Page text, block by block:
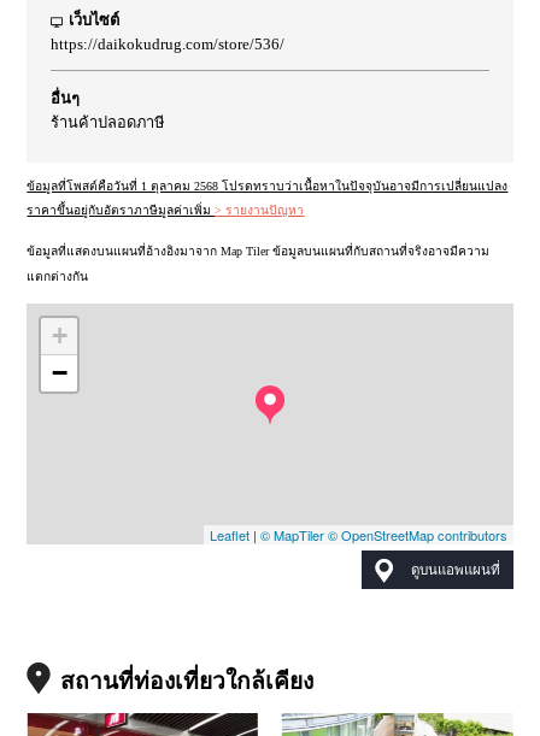
เว็บไซต์
https://daikokudrug.com/store/536/
อื่นๆ
ร้านค้าปลอดภาษี
ข้อมูลที่โพสต์คือวันที่ 1 ตุลาคม 2568 โปรดทราบว่าเนื้อหาในปัจจุบันอาจมีการเปลี่ยนแปลง
ราคาขึ้นอยู่กับอัตราภาษีมูลค่าเพิ่ม> รายงานปัญหา
ข้อมูลที่แสดงบนแผนที่อ้างอิงมาจาก Map Tiler ข้อมูลบนแผนที่กับสถานที่จริงอาจมีความ
แตกต่างกัน
+
−
Leaflet| © MapTiler © OpenStreetMap contributors
ดูบนแอพแผนที่
สถานที่ท่องเที่ยวใกล้เคียง